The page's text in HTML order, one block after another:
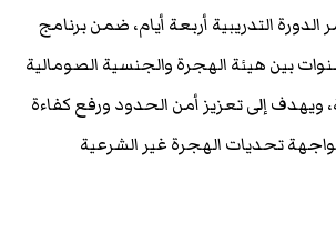
التدريبية أربعة أيام، ضمن برنامج
بين هيئة الهجرة والجنسية الصومالية
ويهدف إلى تعزيز أمن الحدود ورفع كفاءة
تحديات الهجرة غير الشرعية